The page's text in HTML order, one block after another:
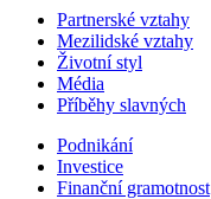
Partnerské vztahy
Mezilidské vztahy
Životní styl
Média
Příběhy slavných
Podnikání
Investice
Finanční gramotnost